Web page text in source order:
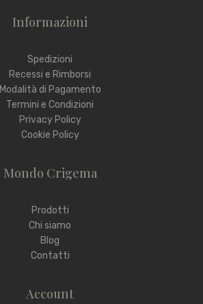
Informazioni
Spedizioni
Recessi e Rimborsi
Modalità di Pagamento
Termini e Condizioni
Privacy Policy
Cookie Policy
Mondo Crigema
Prodotti
Chi siamo
Blog
Contatti
Account